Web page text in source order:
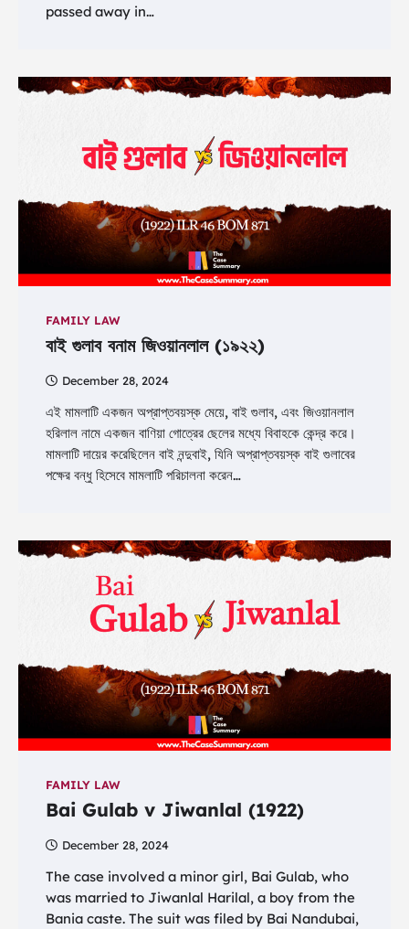
passed away in…
FAMILY LAW
বাই গুলাব বনাম জিওয়ানলাল (১৯২২)
December 28, 2024
এই মামলাটি একজন অপ্রাপ্তবয়স্ক মেয়ে, বাই গুলাব, এবং জিওয়ানলাল
হরিলাল নামে একজন বাণিয়া গোত্রের ছেলের মধ্যে বিবাহকে কেন্দ্র করে।
মামলাটি দায়ের করেছিলেন বাই নন্দুবাই, যিনি অপ্রাপ্তবয়স্ক বাই গুলাবের
পক্ষের বন্ধু হিসেবে মামলাটি পরিচালনা করেন…
FAMILY LAW
Bai Gulab v Jiwanlal (1922)
December 28, 2024
The case involved a minor girl, Bai Gulab, who
was married to Jiwanlal Harilal, a boy from the
Bania caste. The suit was filed by Bai Nandubai,